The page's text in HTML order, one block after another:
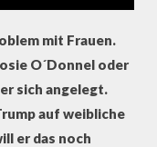
mit Frauen.
O´Donnel oder
sich angelegt.
auf weibliche
er das noch